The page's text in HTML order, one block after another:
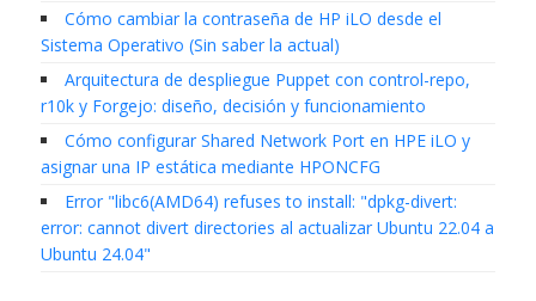
Cómo cambiar la contraseña de HP iLO desde el
Sistema Operativo (Sin saber la actual)
Arquitectura de despliegue Puppet con control-repo,
r10k y Forgejo: diseño, decisión y funcionamiento
Cómo configurar Shared Network Port en HPE iLO y
asignar una IP estática mediante HPONCFG
Error "libc6(AMD64) refuses to install: "dpkg-divert:
error: cannot divert directories al actualizar Ubuntu 22.04 a
Ubuntu 24.04"